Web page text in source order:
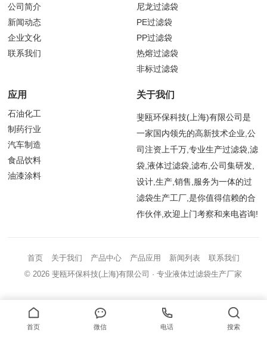
公司简介
新闻动态
企业文化
联系我们
尼龙过滤袋
PE过滤袋
PP过滤袋
热熔过滤袋
非标过滤袋
应用
石油化工
制药行业
汽车制造
食品饮料
油漆涂料
关于我们
斐瓯环保科技(上海)有限公司是
一家国内领先的高新技术企业,公
司注资上千万,专业生产过滤袋,滤
袋,液体过滤袋,滤布,公司集研发,
设计,生产,销售,服务为一体的过
滤袋生产工厂,是你值得信赖的合
作伙伴,欢迎上门考察和来电咨询!
首页 关于我们 产品中心 产品应用 新闻列表
联系我们
© 2026斐瓯环保科技(上海)有限公司 · 专业液体过滤袋生产厂家
首页 微信 电话 搜索